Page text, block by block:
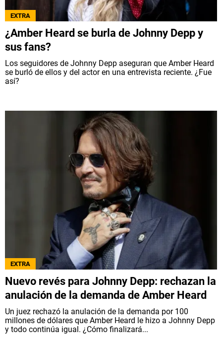
NETFLIX
PRIME VIDEO
APPLE TV+
MÚSICA
CELEBRITIES
QUIENES SOMOS | STAFF | CONTACTO
Escribe en Spoiler
Términos y Condiciones
Políticas de Privacidad
Política Editorial
Ad Choices
EXTRA
¿Amber Heard se burla de Johnny Depp y
sus fans?
Los seguidores de Johnny Depp aseguran que Amber Heard
se burló de ellos y del actor en una entrevista reciente. ¿Fue
así?
EXTRA
Nuevo revés para Johnny Depp: rechazan la
anulación de la demanda de Amber Heard
Un juez rechazó la anulación de la demanda por 100
millones de dólares que Amber Heard le hizo a Johnny Depp
y todo continúa igual. ¿Cómo finalizará...